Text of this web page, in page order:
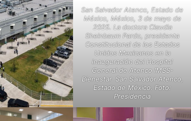
San Salvador Atenco, Estado de
México, México, 3 de mayo de
2025. La doctora Claudia
Sheinbaum Pardo, presidenta
Constitucional de los Estados
Unidos Mexicanos en la
inauguración del Hospital
General de Atenco IMSS-
Bienestar. San Salvador Atenco,
Estado de México. Foto:
Presidencia